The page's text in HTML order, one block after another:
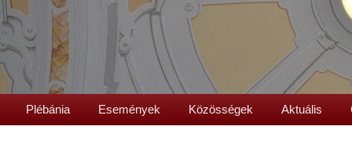
Plébánia Események Közösségek Aktuális